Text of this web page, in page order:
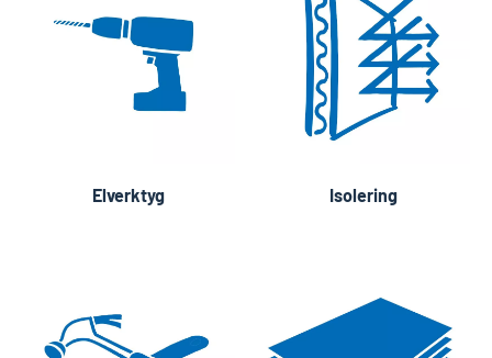
Elverktyg Isolering